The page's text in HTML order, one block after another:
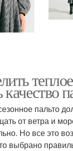
пальто
от ветра и
Но все это
выбрано